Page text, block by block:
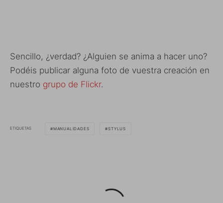
Sencillo, ¿verdad? ¿Alguien se anima a hacer uno?
Podéis publicar alguna foto de vuestra creación en
nuestro grupo de Flickr.
ETIQUETAS MANUALIDADES STYLUS